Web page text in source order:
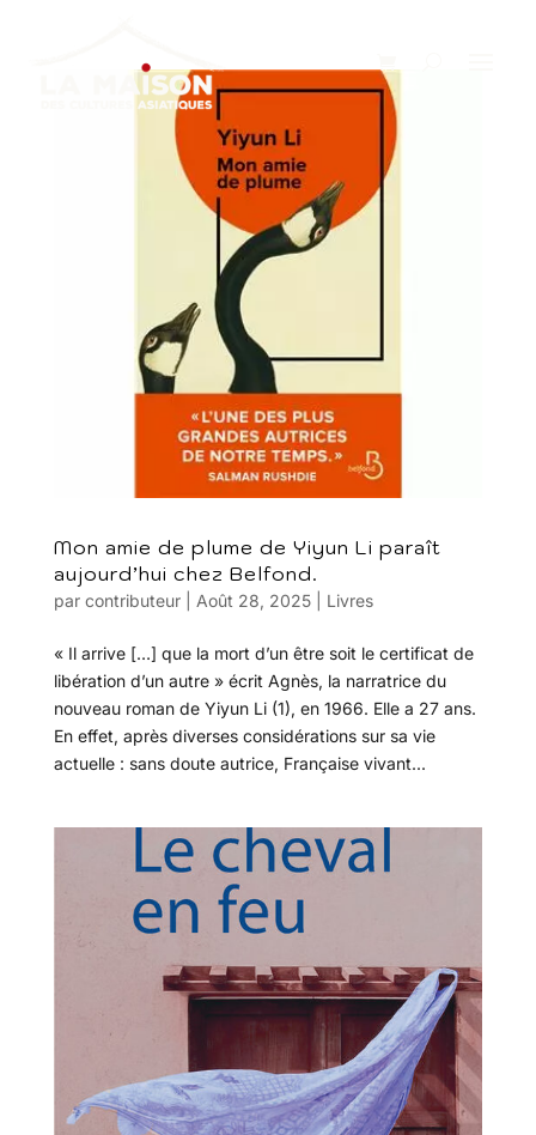
Mon amie de plume de Yiyun Li paraît
aujourd’hui chez Belfond.
par contributeur| Août 28, 2025| Livres
« Il arrive […] que la mort d’un être soit le certificat de
libération d’un autre » écrit Agnès, la narratrice du
nouveau roman de Yiyun Li (1), en 1966. Elle a 27 ans.
En effet, après diverses considérations sur sa vie
actuelle : sans doute autrice, Française vivant...